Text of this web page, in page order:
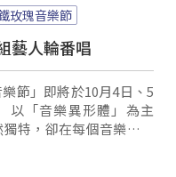
玫瑰音樂節
藝人輪番唱
節」即將於10月4日、5
以「音樂異形體」為主
特，卻在每個音樂節奏